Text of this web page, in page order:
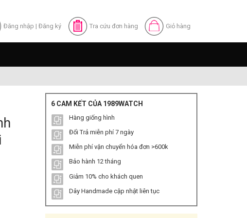
Đăng nhập | Đăng ký Tra cứu đơn hàng Giỏ hàng
Hãng – Mặt xanh Tại 1989Watch số lượng
6 CAM KẾT CỦA 1989WATCH
Hàng giống hình
Đổi Trả miễn phí 7 ngày
Miễn phí vận chuyển hóa đơn >600k
Bảo hành 12 tháng
Giảm 10% cho khách quen
Dây Handmade cập nhật liên tục